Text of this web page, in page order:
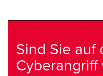
Sind Sie auf